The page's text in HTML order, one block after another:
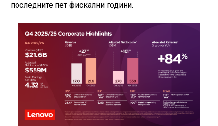
последните пет фискални години.